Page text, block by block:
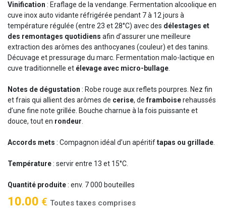
Vinification : Eraflage de la vendange. Fermentation alcoolique en
cuve inox auto vidante réfrigérée pendant 7 à 12 jours à
température régulée (entre 23 et 28°C) avec des délestages et
des remontages quotidiens afin d’assurer une meilleure
extraction des arômes des anthocyanes (couleur) et des tanins.
Décuvage et pressurage du marc. Fermentation malo-lactique en
cuve traditionnelle et élevage avec micro-bullage.
Notes de dégustation : Robe rouge aux reflets pourpres. Nez fin
et frais qui allient des arômes de cerise, deframboiserehaussés
d’une fine note grillée. Bouche charnue à la fois puissante et
douce, tout en rondeur.
Accords mets : Compagnon idéal d’un apéritiftapas ou grillade.
Température: servir entre 13 et 15°C.
Quantité produite: env. 7 000 bouteilles
10.00 € Toutes taxes comprises